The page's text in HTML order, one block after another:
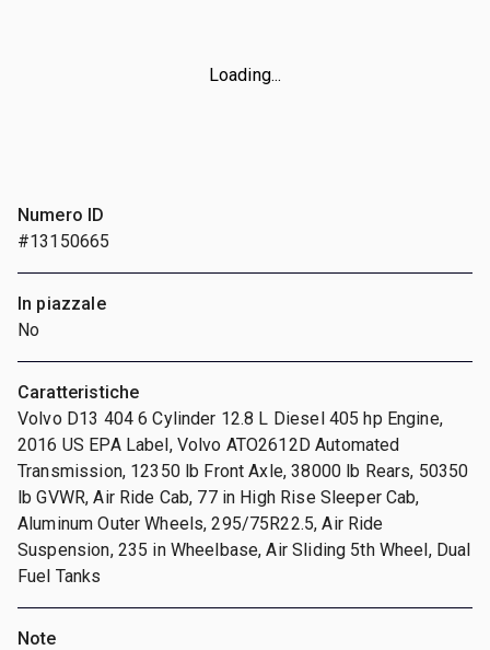
Loading...
Numero ID
#13150665
In piazzale
No
Caratteristiche
Volvo D13 404 6 Cylinder 12.8 L Diesel 405 hp Engine,
2016 US EPA Label, Volvo ATO2612D Automated
Transmission, 12350 lb Front Axle, 38000 lb Rears, 50350
lb GVWR, Air Ride Cab, 77 in High Rise Sleeper Cab,
Aluminum Outer Wheels, 295/75R22.5, Air Ride
Suspension, 235 in Wheelbase, Air Sliding 5th Wheel, Dual
Fuel Tanks
Note